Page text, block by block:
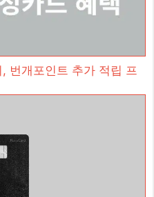
번개포인트 추가 적립 프